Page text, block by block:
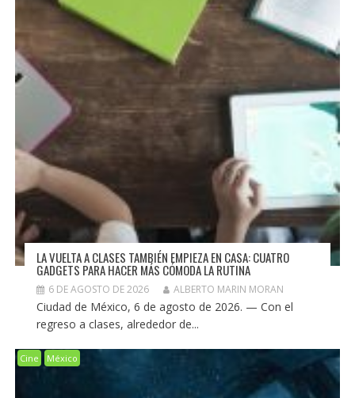
LA VUELTA A CLASES TAMBIÉN EMPIEZA EN CASA: CUATRO
GADGETS PARA HACER MÁS CÓMODA LA RUTINA
6 DE AGOSTO DE 2026 ALBERTO MARIN MORAN
Ciudad de México, 6 de agosto de 2026. — Con el
regreso a clases, alrededor de...
Cine México